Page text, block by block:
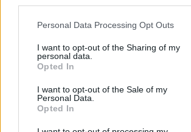
Personal Data Processing Opt Outs
I want to opt-out of the Sharing of my
personal data.
Opted In
I want to opt-out of the Sale of my
Personal Data.
Opted In